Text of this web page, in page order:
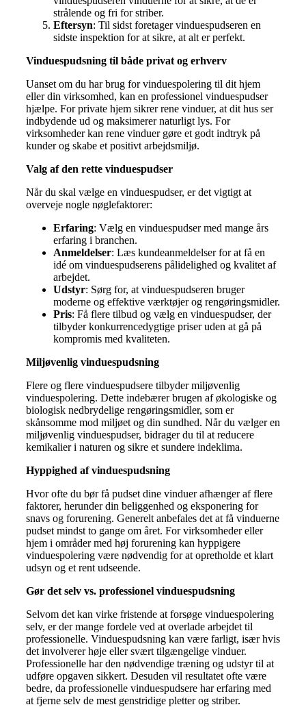
strålende og fri for striber.
Eftersyn: Til sidst foretager vinduespudseren en
sidste inspektion for at sikre, at alt er perfekt.
Vinduespudsning til både privat og erhverv
Uanset om du har brug for vinduespolering til dit hjem
eller din virksomhed, kan en professionel vinduespudser
hjælpe. For private hjem sikrer rene vinduer, at dit hus ser
indbydende ud og maksimerer naturligt lys. For
virksomheder kan rene vinduer gøre et godt indtryk på
kunder og skabe et positivt arbejdsmiljø.
Valg af den rette vinduespudser
Når du skal vælge en vinduespudser, er det vigtigt at
overveje nogle nøglefaktorer:
Erfaring: Vælg en vinduespudser med mange års
erfaring i branchen.
Anmeldelser: Læs kundeanmeldelser for at få en
idé om vinduespudserens pålidelighed og kvalitet af
arbejdet.
Udstyr: Sørg for, at vinduespudseren bruger
moderne og effektive værktøjer og rengøringsmidler.
Pris: Få flere tilbud og vælg en vinduespudser, der
tilbyder konkurrencedygtige priser uden at gå på
kompromis med kvaliteten.
Miljøvenlig vinduespudsning
Flere og flere vinduespudsere tilbyder miljøvenlig
vinduespolering. Dette indebærer brugen af økologiske og
biologisk nedbrydelige rengøringsmidler, som er
skånsomme mod miljøet og din sundhed. Når du vælger en
miljøvenlig vinduespudser, bidrager du til at reducere
kemikalier i naturen og sikre et sundere indeklima.
Hyppighed af vinduespudsning
Hvor ofte du bør få pudset dine vinduer afhænger af flere
faktorer, herunder din beliggenhed og eksponering for
snavs og forurening. Generelt anbefales det at få vinduerne
pudset mindst to gange om året. For virksomheder eller
hjem i områder med høj forurening kan hyppigere
vinduespolering være nødvendig for at opretholde et klart
udsyn og et rent udseende.
Gør det selv vs. professionel vinduespudsning
Selvom det kan virke fristende at forsøge vinduespolering
selv, er der mange fordele ved at overlade arbejdet til
professionelle. Vinduespudsning kan være farligt, især hvis
det involverer høje eller svært tilgængelige vinduer.
Professionelle har den nødvendige træning og udstyr til at
udføre opgaven sikkert. Desuden vil resultatet ofte være
bedre, da professionelle vinduespudsere har erfaring med
at fjerne selv de mest genstridige pletter og striber.